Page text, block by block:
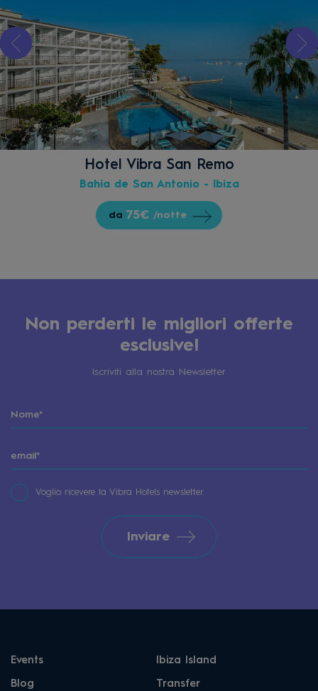
Hotel Vibra San Remo
Bahía de San Antonio - Ibiza
da 75€ /notte
Non perderti le migliori offerte
esclusive!
Iscriviti alla nostra Newsletter
Voglio ricevere la Vibra Hotels newsletter.
Inviare
Events Ibiza Island
Blog Transfer